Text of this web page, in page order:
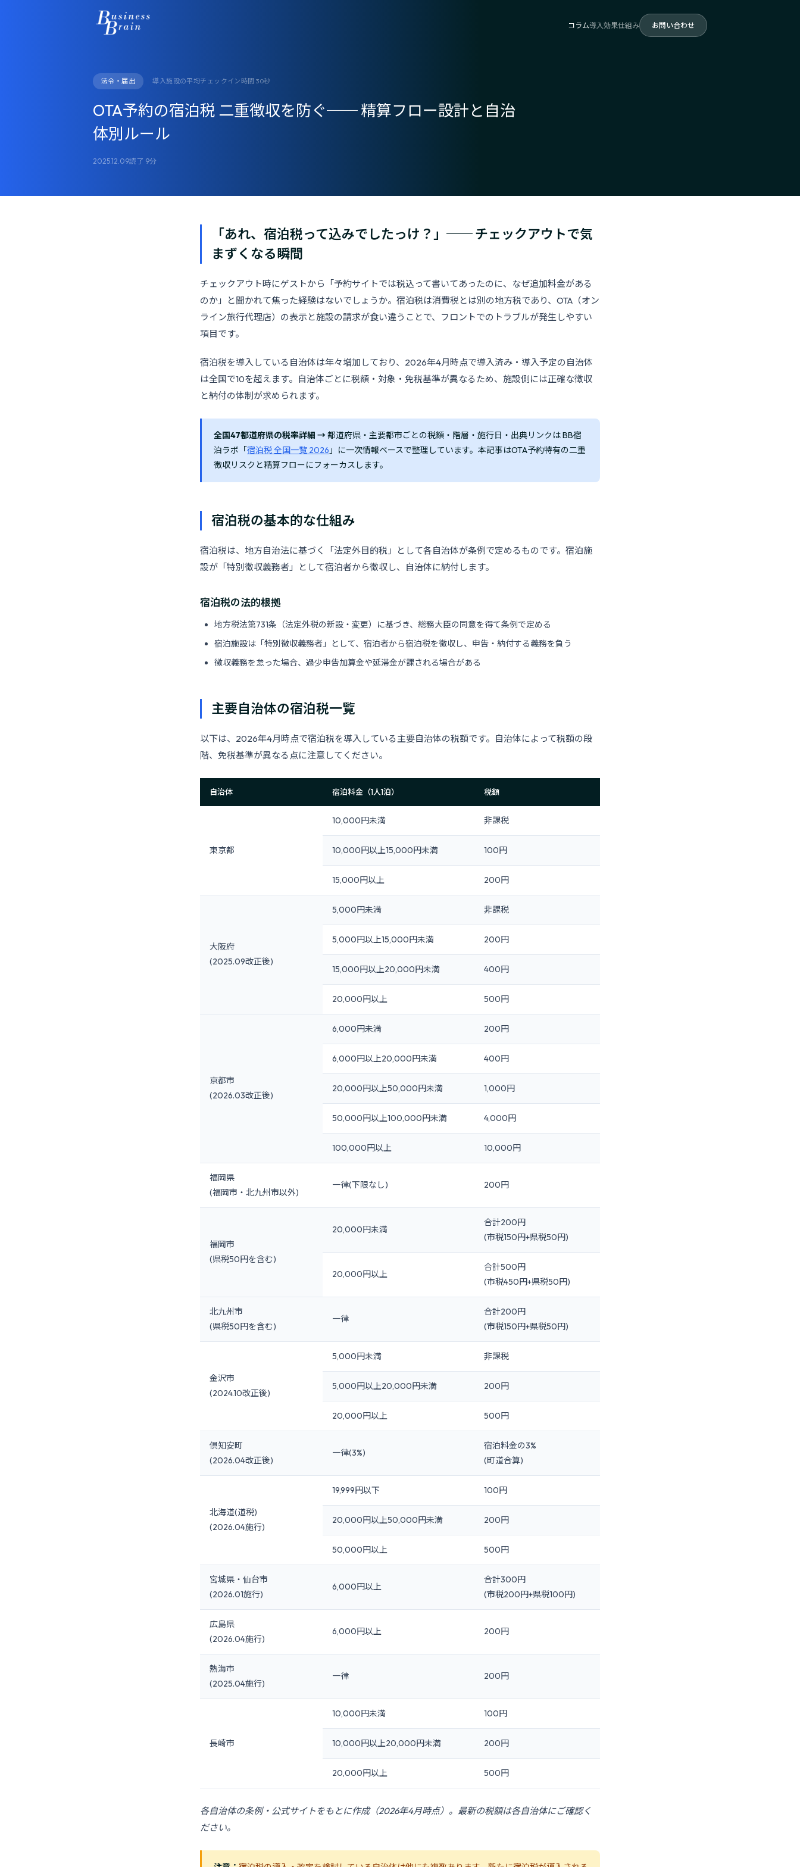
コラム導入効果仕組み お問い合わせ
法令・届出 導入施設の平均チェックイン時間 30秒
OTA予約の宿泊税 二重徴収を防ぐ── 精算フロー設計と自治
体別ルール
2025.12.09読了 9分
「あれ、宿泊税って込みでしたっけ？」── チェックアウトで気
まずくなる瞬間
チェックアウト時にゲストから「予約サイトでは税込って書いてあったのに、なぜ追加料金がある
のか」と聞かれて焦った経験はないでしょうか。宿泊税は消費税とは別の地方税であり、OTA（オン
ライン旅行代理店）の表示と施設の請求が食い違うことで、フロントでのトラブルが発生しやすい
項目です。
宿泊税を導入している自治体は年々増加しており、2026年4月時点で導入済み・導入予定の自治体
は全国で10を超えます。自治体ごとに税額・対象・免税基準が異なるため、施設側には正確な徴収
と納付の体制が求められます。
全国47都道府県の税率詳細 →都道府県・主要都市ごとの税額・階層・施行日・出典リンクは BB宿
泊ラボ「宿泊税 全国一覧 2026 」に一次情報ベースで整理しています。本記事はOTA予約特有の二重
徴収リスクと精算フローにフォーカスします。
宿泊税の基本的な仕組み
宿泊税は、地方自治法に基づく「法定外目的税」として各自治体が条例で定めるものです。宿泊施
設が「特別徴収義務者」として宿泊者から徴収し、自治体に納付します。
宿泊税の法的根拠
地方税法第731条（法定外税の新設・変更）に基づき、総務大臣の同意を得て条例で定める
宿泊施設は「特別徴収義務者」として、宿泊者から宿泊税を徴収し、申告・納付する義務を負う
徴収義務を怠った場合、過少申告加算金や延滞金が課される場合がある
主要自治体の宿泊税一覧
以下は、2026年4月時点で宿泊税を導入している主要自治体の税額です。自治体によって税額の段
階、免税基準が異なる点に注意してください。
自治体 宿泊料金（1人1泊） 税額
東京都
10,000円未満 非課税
10,000円以上15,000円未満 100円
15,000円以上 200円
大阪府
(2025.09改正後)
5,000円未満 非課税
5,000円以上15,000円未満 200円
15,000円以上20,000円未満 400円
20,000円以上 500円
京都市
(2026.03改正後)
6,000円未満 200円
6,000円以上20,000円未満 400円
20,000円以上50,000円未満 1,000円
50,000円以上100,000円未満 4,000円
100,000円以上 10,000円
福岡県
(福岡市・北九州市以外)
一律(下限なし) 200円
福岡市
(県税50円を含む)
20,000円未満
合計200円
(市税150円+県税50円)
20,000円以上
合計500円
(市税450円+県税50円)
北九州市
(県税50円を含む)
一律
合計200円
(市税150円+県税50円)
金沢市
(2024.10改正後)
5,000円未満 非課税
5,000円以上20,000円未満 200円
20,000円以上 500円
倶知安町
(2026.04改正後)
一律(3%)
宿泊料金の3%
(町道合算)
北海道(道税)
(2026.04施行)
19,999円以下 100円
20,000円以上50,000円未満 200円
50,000円以上 500円
宮城県・仙台市
(2026.01施行)
6,000円以上
合計300円
(市税200円+県税100円)
広島県
(2026.04施行)
6,000円以上 200円
熱海市
(2025.04施行)
一律 200円
長崎市
10,000円未満 100円
10,000円以上20,000円未満 200円
20,000円以上 500円
各自治体の条例・公式サイトをもとに作成（2026年4月時点）。最新の税額は各自治体にご確認く
ださい。